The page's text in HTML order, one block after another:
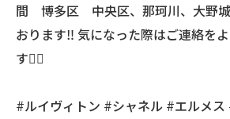
間 博多区 中央区、那珂川、大野
おります‼️ 気になった際はご連絡を
す🙇‍♂️
#ルイヴィトン #シャネル #エルメ